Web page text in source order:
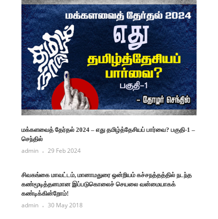
மக்களவைத் தேர்தல் 2024 – எது தமிழ்த்தேசியப் பார்வை? பகுதி-1 –
செந்தில்
admin 29 Feb 2024
சிவகங்கை மாவட்டம், மானாமதுரை ஒன்றியம் கச்சநத்தத்தில் நடந்த
கண்மூடித்தனமான இப்படுகொலைச் செயலை வன்மையாகக்
கண்டிக்கின்றோம்!
admin 30 May 2018